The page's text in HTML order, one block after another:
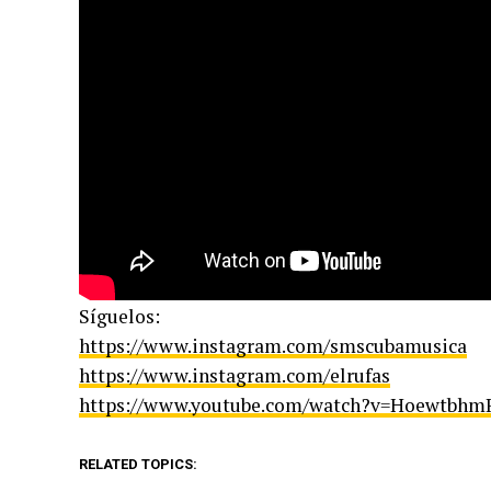
Síguelos:
https://www.instagram.com/smscubamusica
https://www.instagram.com/elrufas
https://www.youtube.com/
RELATED TOPICS: